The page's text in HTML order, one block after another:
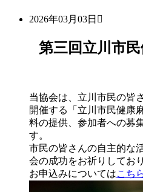
2026年03月03日
第三回立川市
当協会は、立川市民の皆
開催する「立川市民健康
料の提供、参加者への募
す。
市民の皆さんの自主的な
会の成功をお祈りしてお
お申込みについてはこち